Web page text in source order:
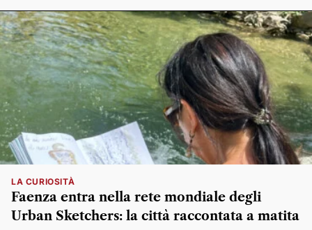
LA CURIOSITÀ
Faenza entra nella rete mondiale degli
Urban Sketchers: la città raccontata a matita